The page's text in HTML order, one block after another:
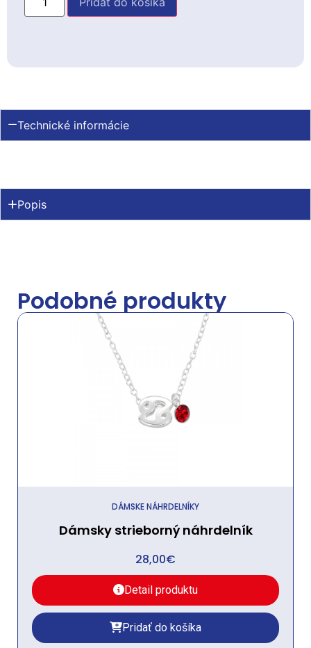
Technické informácie
Popis
Podobné produkty
DÁMSKE NÁHRDELNÍKY
Dámsky strieborný náhrdelník
28,00€
Detail produktu
Pridať do košíka